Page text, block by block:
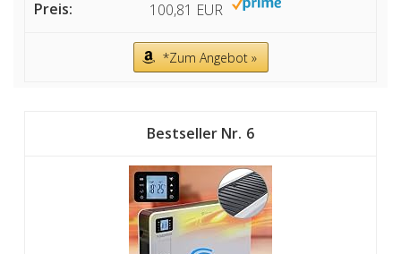
100,81 EUR
*Zum Angebot »
6